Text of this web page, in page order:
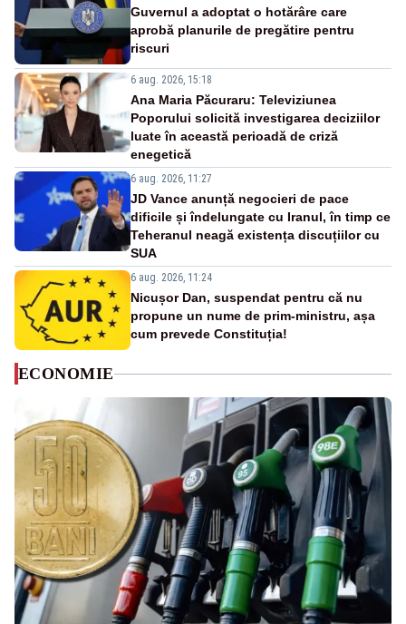
Guvernul a adoptat o hotărâre care
aprobă planurile de pregătire pentru
riscuri
6 aug. 2026, 15:18
Ana Maria Păcuraru: Televiziunea
Poporului solicită investigarea deciziilor
luate în această perioadă de criză
enegetică
6 aug. 2026, 11:27
JD Vance anunță negocieri de pace
dificile și îndelungate cu Iranul, în timp ce
Teheranul neagă existența discuțiilor cu
SUA
6 aug. 2026, 11:24
Nicușor Dan, suspendat pentru că nu
propune un nume de prim-ministru, așa
cum prevede Constituția!
ECONOMIE